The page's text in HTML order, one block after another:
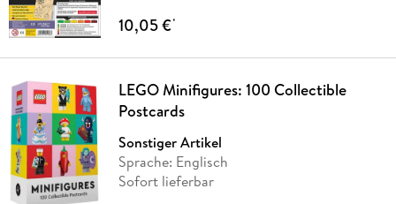
10,05 €*
LEGO Minifigures: 100 Collectible
Postcards
Sonstiger Artikel
Sprache: Englisch
Sofort lieferbar